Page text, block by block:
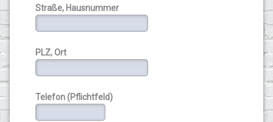
Straße, Hausnummer
PLZ, Ort
Telefon (Pflichtfeld)